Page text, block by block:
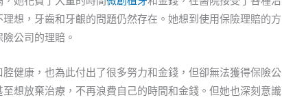
想，牙齒和牙齦的問題仍然存在。她想到使用保險理賠的方
公司的理賠。
健康，也為此付出了很多努力和金錢，但卻無法獲得保險公
想放棄治療，不再浪費自己的時間和金錢。但她也深刻意識